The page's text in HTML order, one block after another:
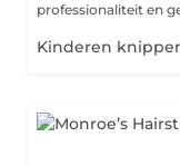
professionaliteit en
Kinderen